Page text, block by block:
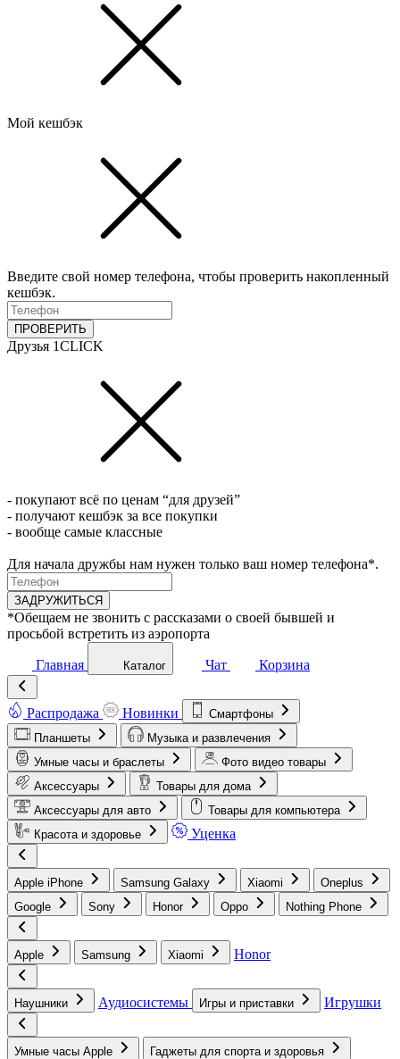
Мой кешбэк
Введите свой номер телефона, чтобы проверить накопленный
кешбэк.
ПРОВЕРИТЬ
Друзья 1CLICK
- покупают всё по ценам “для друзей”
- получают кешбэк за все покупки
- вообще самые классные
Для начала дружбы нам нужен только ваш номер телефона*.
ЗАДРУЖИТЬСЯ
*Обещаем не звонить с рассказами о своей бывшей и
просьбой встретить из аэропорта
Главная Каталог Чат Корзина
Распродажа Новинки
Смартфоны
Планшеты
Музыка и развлечения
Умные часы и браслеты
Фото видео товары
Аксессуары
Товары для дома
Аксессуары для авто
Товары для компьютера
Красота и здоровье
Уценка
Apple iPhone Samsung Galaxy Xiaomi
Oneplus
Google
Sony Honor Oppo Nothing Phone
Apple Samsung Xiaomi Honor
Наушники Аудиосистемы Игры и приставки Игрушки
Умные часы Apple Гаджеты для спорта и здоровья